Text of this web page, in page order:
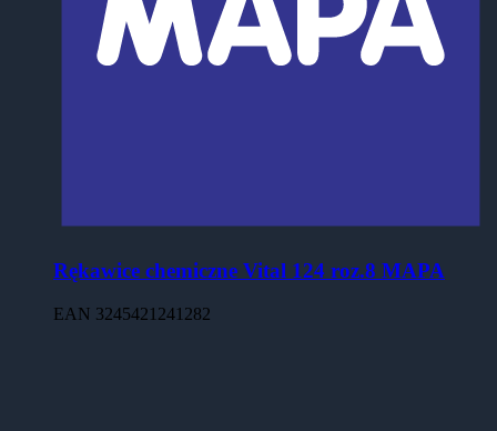
Rękawice chemiczne Vital 124 roz.8 MAPA
EAN 3245421241282